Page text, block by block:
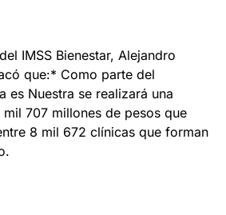
IMSS Bienestar, Alejandro
que:* Como parte del
es Nuestra se realizará una
707 millones de pesos que
8 mil 672 clínicas que forman